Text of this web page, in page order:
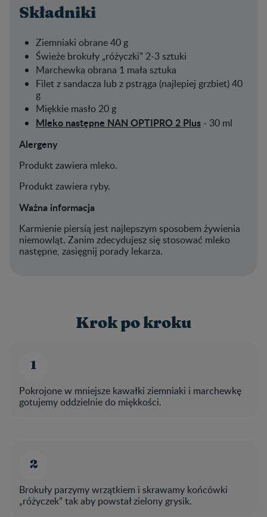
Składniki
Ziemniaki obrane 40 g
Świeże brokuły „różyczki” 2-3 sztuki
Marchewka obrana 1 mała sztuka
Filet z sandacza lub z pstrąga (najlepiej grzbiet) 40
g
Miękkie masło 20 g
Mleko następne NAN OPTIPRO 2 Plus - 30 ml
Alergeny
Produkt zawiera mleko.
Produkt zawiera ryby.
Ważna informacja
Karmienie piersią jest najlepszym sposobem żywienia
niemowląt. Zanim zdecydujesz się stosować mleko
następne, zasięgnij porady lekarza.
Krok po kroku
Pokrojone w mniejsze kawałki ziemniaki i marchewkę
gotujemy oddzielnie do miękkości.
Brokuły parzymy wrzątkiem i skrawamy końcówki
„różyczek” tak aby powstał zielony grysik.